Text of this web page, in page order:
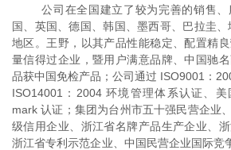
公司在全国建立了较为完善的销售
国、英国、德国、韩国、墨西哥、巴拉圭、
地区。王野，以其产品性能稳定、配置精
量信得过企业，暨用户满意品牌、中国驰
品获中国免检产品；公司通过 ISO9001：
ISO14001：2004 环境管理体系认证、
mark 认证；集团为台州市五十强民营企业
级信用企业、浙江省名牌产品生产企业、浙
浙江省专利示范企业、中国民营企业国际竞